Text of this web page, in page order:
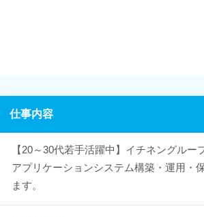
仕事内容
【20～30代若手活躍中】イチネングルー
アプリケーションシステム構築・運用・
ます。